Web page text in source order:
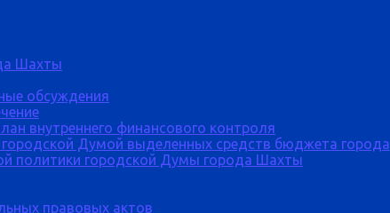
Шахты
обсуждения
внутреннего финансового контроля
городской Думой выделенных средств бюджета города
политики городской Думы города Шахты
правовых актов